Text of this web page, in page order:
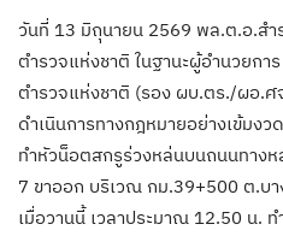
วันที่ 13 มิถุนายน 2569 พล.ต.อ.ส
ตำรวจแห่งชาติ ในฐานะผู้อำนวยกา
ตำรวจแห่งชาติ (รอง ผบ.ตร./ผอ.ศ
ดำเนินการทางกฎหมายอย่างเข้มง
ทำหัวน็อตสกรูร่วงหล่นบนถนนทางห
7 ขาออก บริเวณ กม.39+500 ต.บา
เมื่อวานนี้ เวลาประมาณ 12.50 น.